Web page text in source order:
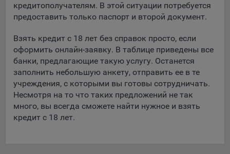
кредитополучателям. В этой ситуации потребуется
предоставить только паспорт и второй документ.
Взять кредит с 18 лет без справок просто, если
оформить онлайн-заявку. В таблице приведены все
банки, предлагающие такую услугу. Останется
заполнить небольшую анкету, отправить ее в те
учреждения, с которыми вы готовы сотрудничать.
Несмотря на то что таких предложений не так
много, вы всегда сможете найти нужное и взять
кредит с 18 лет.